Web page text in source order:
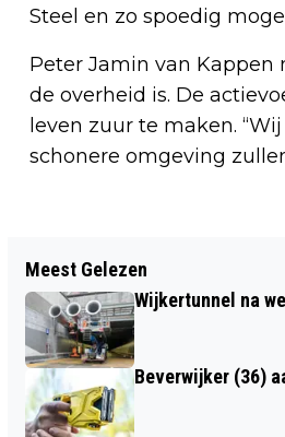
Steel en zo spoedig
Peter Jamin van
de overheid is. De
leven zuur te maken.
schonere omgeving
BOSW8ER IN DE KLAS
NATUURBEGRAZING
Meest Gelezen
Wijkertunnel na
Beverwijker (36)